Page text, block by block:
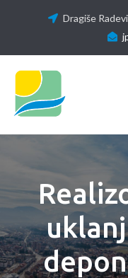
Dragiše